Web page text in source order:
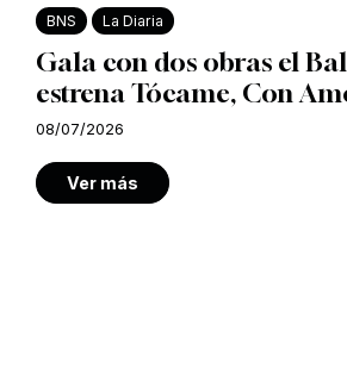
BNS La Diaria
Gala con dos obras el
estrena Tócame, Con
08/07/2026
Ver más